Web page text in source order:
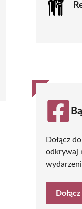
Dołącz
odkrywaj